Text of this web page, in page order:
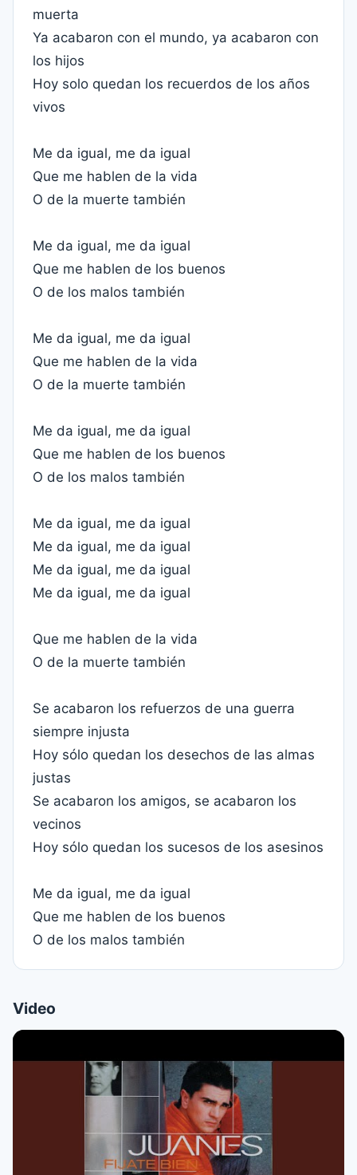
muerta
Ya acabaron con el mundo, ya acabaron con
los hijos
Hoy solo quedan los recuerdos de los años
vivos
Me da igual, me da igual
Que me hablen de la vida
O de la muerte también
Me da igual, me da igual
Que me hablen de los buenos
O de los malos también
Me da igual, me da igual
Que me hablen de la vida
O de la muerte también
Me da igual, me da igual
Que me hablen de los buenos
O de los malos también
Me da igual, me da igual
Me da igual, me da igual
Me da igual, me da igual
Me da igual, me da igual
Que me hablen de la vida
O de la muerte también
Se acabaron los refuerzos de una guerra
siempre injusta
Hoy sólo quedan los desechos de las almas
justas
Se acabaron los amigos, se acabaron los
vecinos
Hoy sólo quedan los sucesos de los asesinos
Me da igual, me da igual
Que me hablen de los buenos
O de los malos también
Video